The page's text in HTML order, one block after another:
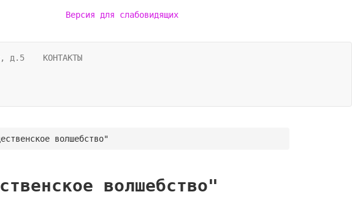
Версия для слабовидящих
д.5 КОНТАКТЫ
волшебство"
волшебство"